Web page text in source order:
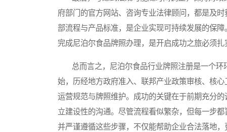
府部门的官方网站、咨询专业法律顾问，都是及
部流程与产品标准，是企业实现可持续发展的保
完成尼泊尔食品牌照办理，是开启成功之旅必须扎
总而言之，尼泊尔食品行业牌照注册是一个环
始，历经地方政府准入、联邦产业政策审核、核
运营规范与牌照维护。成功的关键在于前期充分
立建设性的沟通。尽管流程看似繁杂，但每一步
并严谨遵循这些步骤，不仅能帮助企业合法落地